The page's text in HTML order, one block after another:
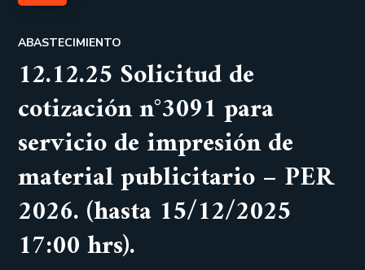
ABASTECIMIENTO
12.12.25 Solicitud de
cotización n°3091 para
servicio de impresión de
material publicitario – PER
2026. (hasta 15/12/2025
17:00 hrs).